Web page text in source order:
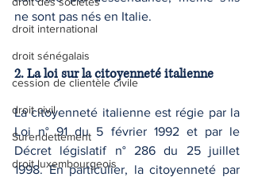
droit international
droit sénégalais
cession de clientèle civile
droit civil
Surendettement
droit luxembourgeois
ne sont pas nés en Italie.
2. La loi sur la citoyenneté italienne
La citoyenneté italienne est régie par la
Loi n° 91 du 5 février 1992 et par le
Décret législatif n° 286 du 25 juillet
1998. En particulier, la citoyenneté par